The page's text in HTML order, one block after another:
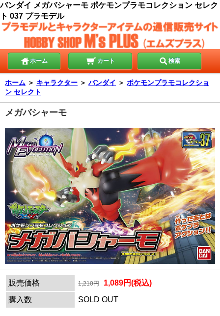
バンダイ メガバシャーモ ポケモンプラモコレクション セレク
ト 037 プラモデル
ホーム カート 検索
ホーム ＞ キャラクター ＞ バンダイ ＞ ポケモンプラモコレクショ
ン セレクト
メガバシャーモ
販売価格 1,210円
1,089円(税込)
購入数
SOLD OUT